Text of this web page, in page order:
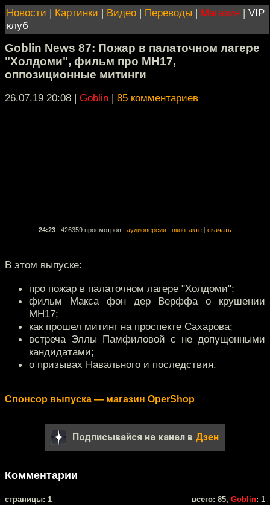
Новости | Картинки | Видео | Переводы | Магазин | VIP
клуб
Goblin News 87: Пожар в палаточном лагере
"Холдоми", фильм про MH17,
оппозиционные митинги
26.07.19 20:08 | Goblin | 85 комментариев
24:23 426359 просмотров аудиоверсия вконтакте скачать
В этом выпуске:
про пожар в палаточном лагере "Холдоми";
фильм Макса фон дер Верффа о крушении
МН17;
как прошел митинг на проспекте Сахарова;
встреча Эллы Памфиловой с не допущенными
кандидатами;
о призывах Навального и последствия.
Спонсор выпуска — магазин OperShop
Подписывайся на канал в Дзен
Комментарии
cтраницы: 1 всего: 85, Goblin: 1